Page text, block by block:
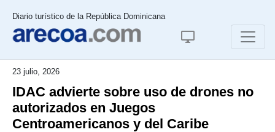
Diario turístico de la República Dominicana
23 julio, 2026
IDAC advierte sobre uso de drones no
autorizados en Juegos
Centroamericanos y del Caribe